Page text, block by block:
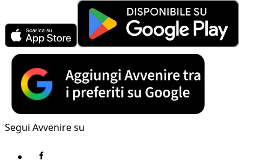
Segui Avvenire su